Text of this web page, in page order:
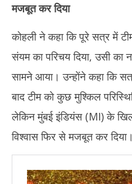
मजबूत कर दिया
कोहली ने कहा कि पूरे सत्र में
संयम का परिचय दिया, उसी का
सामने आया। उन्होंने कहा कि
बाद टीम को कुछ मुश्किल
लेकिन मुंबई इंडियंस (MI) के
विश्वास फिर से मजबूत कर दिया।